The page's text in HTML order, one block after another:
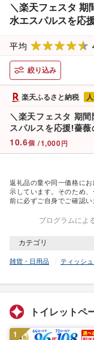
＼楽天フェスタ
水エスパルスを応
香り付き | 箱買い
ゃれ
平均
絞り込み
10.6個 /1,000円
楽天ふるさと納税
＼楽天フェスタ 期
スパルスを応援!薔
[96ロール/192ロー
買い 大容量 まとめ
返礼品の量や同一価格に
示しています。そのため
前に必ずご自身でご確認い
プログラムによ
カテゴリ
雑貨・日用品 ティッシ
トイレットペ
1